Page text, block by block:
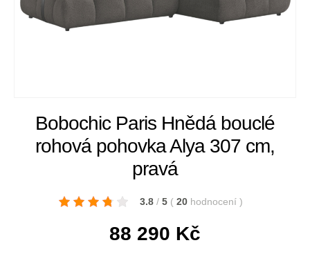
Bobochic Paris Hnědá bouclé
rohová pohovka Alya 307 cm,
pravá
3.8 / 5 ( 20 hodnocení )
88 290 Kč